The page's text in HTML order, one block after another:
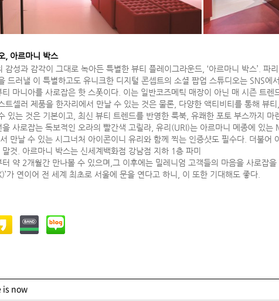
, 아르마니 박스
감성과 감각이 그대로 녹아든 특별한 뷰티 플레이그라운드, ‘아르마니 박스’.
드러낼 이 특별하고도 유니크한 디지털 콘셉트의 소셜 팝업 스튜디오는 SNS
마니아를 사로잡은 핫 스폿이다. 이는 일반코즈메틱 매장이 아닌 매 시즌 트
트셀러 제품을 한자리에서 만날 수 있는 것은 물론, 다양한 액티비티를 통해 뷰
있는 것은 기본이고, 최신 뷰티 트렌드를 반영한 룩북, 유쾌한 포토 부스까지
사로잡는 독보적인 오라의 빨간색 고릴라, 유리(URI)는 아르마니 메종에 있는
만날 수 있는 시그너처 아이콘이니 유리와 함께 찍는 인증샷도 필수다. 더불어
것. 아르마니 박스는 신세계백화점 강남점 지하 1층 파미
약 2개월간 만나볼 수 있으며,그 이후에는 밀레니엄 고객들의 마음을 사로잡
가 연이어 전 세계 최초로 서울에 문을 연다고 하니, 이 또한 기대해도 좋다.
is now